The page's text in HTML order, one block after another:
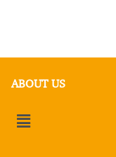
ABOUT US